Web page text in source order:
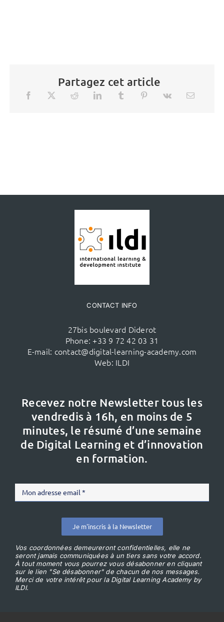
Partagez cet article
CONTACT INFO
27bis boulevard Diderot
Phone: +33 9 72 42 03 31
E-mail: contact@digital-learning-academy.com
Web: ILDI
Recevez notre Newsletter tous les
vendredis à 16h, en moins de 5
minutes, le résumé d’une semaine
de Digital Learning et d’innovation
en formation.
Je m'inscris à la Newsletter
Vos coordonnées demeureront confidentielles, elle ne
seront jamais communiquées à un tiers sans votre accord.
À tout moment vous pourrez vous désabonner en cliquant
sur le lien "Se désabonner" de chacun de nos messages.
Merci de votre intérêt pour la Digital Learning Academy by
ILDI.